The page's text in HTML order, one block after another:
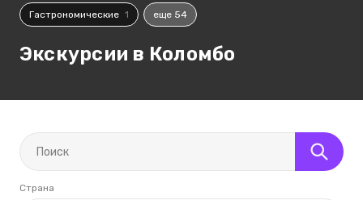
Гастрономические 1 еще 54
Экскурсии в Коломбо
Страна